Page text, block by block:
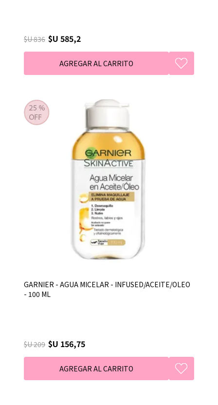
$U 836 $U 585,2
GARNIER - AGUA MICELAR - INFUSED/ACEITE/OLEO
- 100 ML
$U 209 $U 156,75